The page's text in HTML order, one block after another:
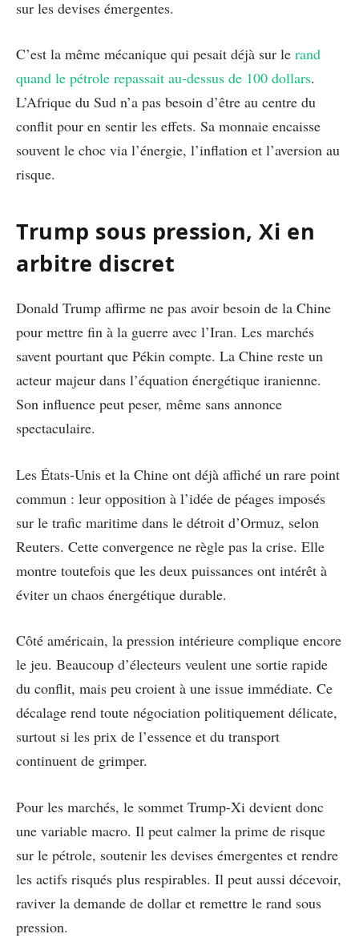
sur les devises émergentes.
C’est la même mécanique qui pesait déjà sur le rand
quand le pétrole repassait au-dessus de 100 dollars.
L’Afrique du Sud n’a pas besoin d’être au centre du
conflit pour en sentir les effets. Sa monnaie encaisse
souvent le choc via l’énergie, l’inflation et l’aversion au
risque.
Trump sous pression, Xi en
arbitre discret
Donald Trump affirme ne pas avoir besoin de la Chine
pour mettre fin à la guerre avec l’Iran. Les marchés
savent pourtant que Pékin compte. La Chine reste un
acteur majeur dans l’équation énergétique iranienne.
Son influence peut peser, même sans annonce
spectaculaire.
Les États-Unis et la Chine ont déjà affiché un rare point
commun : leur opposition à l’idée de péages imposés
sur le trafic maritime dans le détroit d’Ormuz, selon
Reuters. Cette convergence ne règle pas la crise. Elle
montre toutefois que les deux puissances ont intérêt à
éviter un chaos énergétique durable.
Côté américain, la pression intérieure complique encore
le jeu. Beaucoup d’électeurs veulent une sortie rapide
du conflit, mais peu croient à une issue immédiate. Ce
décalage rend toute négociation politiquement délicate,
surtout si les prix de l’essence et du transport
continuent de grimper.
Pour les marchés, le sommet Trump-Xi devient donc
une variable macro. Il peut calmer la prime de risque
sur le pétrole, soutenir les devises émergentes et rendre
les actifs risqués plus respirables. Il peut aussi décevoir,
raviver la demande de dollar et remettre le rand sous
pression.